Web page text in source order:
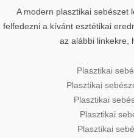
A modern plasztikai sebészet
felfedezni a kívánt esztétikai
az alábbi linkekre,
Plasztikai
Plasztikai
Plasztikai
Plasztikai
Plasztikai